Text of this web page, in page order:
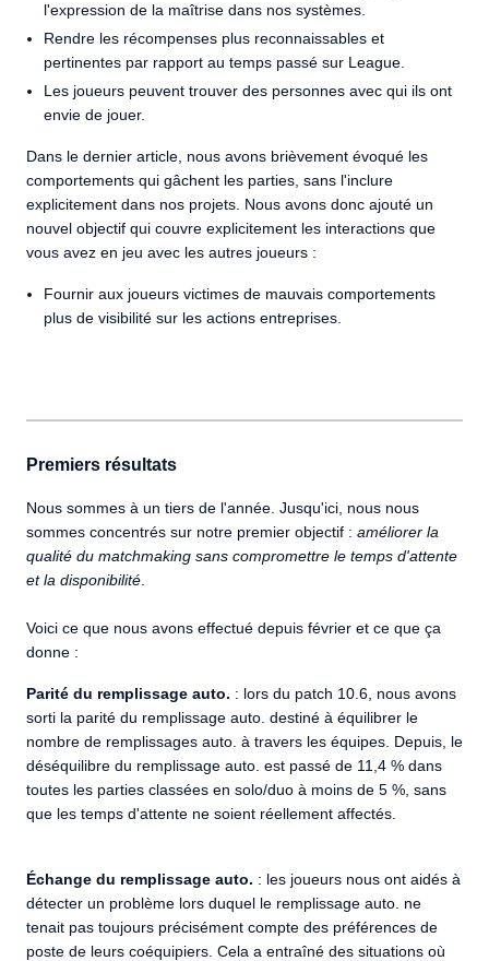
l'expression de la maîtrise dans nos systèmes.
Rendre les récompenses plus reconnaissables et
pertinentes par rapport au temps passé sur League.
Les joueurs peuvent trouver des personnes avec qui ils ont
envie de jouer.
Dans le dernier article, nous avons brièvement évoqué les
comportements qui gâchent les parties, sans l'inclure
explicitement dans nos projets. Nous avons donc ajouté un
nouvel objectif qui couvre explicitement les interactions que
vous avez en jeu avec les autres joueurs :
Fournir aux joueurs victimes de mauvais comportements
plus de visibilité sur les actions entreprises.
Premiers résultats
Nous sommes à un tiers de l'année. Jusqu'ici, nous nous
sommes concentrés sur notre premier objectif : améliorer la
qualité du matchmaking sans compromettre le temps d'attente
et la disponibilité
Voici ce que nous avons effectué depuis février et ce que ça
donne :
Parité du remplissage auto. : lors du patch 10.6, nous avons
sorti la parité du remplissage auto. destiné à équilibrer le
nombre de remplissages auto. à travers les équipes. Depuis, le
déséquilibre du remplissage auto. est passé de 11,4 % dans
toutes les parties classées en solo/duo à moins de 5 %, sans
que les temps d'attente ne soient réellement affectés.
Échange du remplissage auto. : les joueurs nous ont aidés à
détecter un problème lors duquel le remplissage auto. ne
tenait pas toujours précisément compte des préférences de
poste de leurs coéquipiers. Cela a entraîné des situations où